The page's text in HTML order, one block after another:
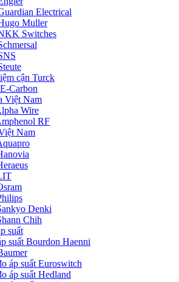
Electrical
Muller
Switches
cận Turck
Carbon
Việt Nam
Wire
RF
Nam
Denki
Chih
suất
suất Bourdon Haenni
áp suất Euroswitch
áp suất Hedland